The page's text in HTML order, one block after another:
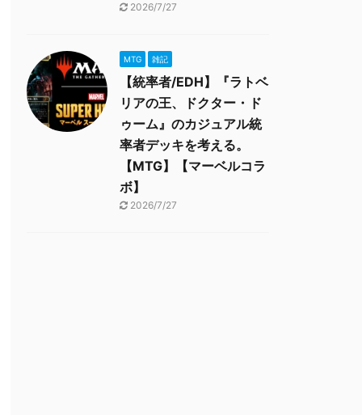
2026/7/27
MTG 雑記
【統率者/EDH】『ラトベ
リアの王、ドクター・ド
ゥーム』のカジュアル統
率者デッキを考える。
【MTG】【マーベルコラ
ボ】
2026/7/27